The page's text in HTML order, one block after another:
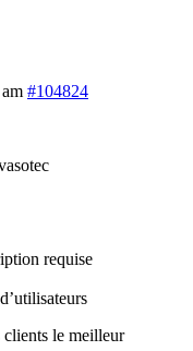
#104824
requise
le meilleur